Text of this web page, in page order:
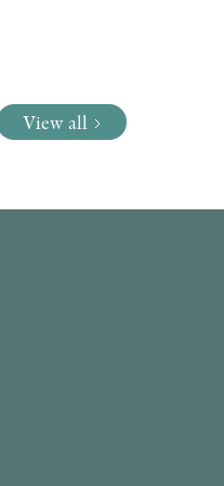
View all